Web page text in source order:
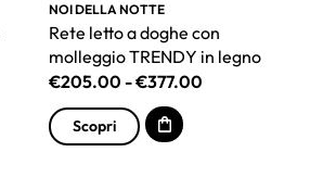
NOI DELLA NOTTE
Rete letto a doghe con
molleggio TRENDY in legno
€205.00 -€377.00
Scopri